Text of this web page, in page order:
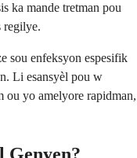
ka mande tretman pou
regilye.
sou enfeksyon espesifik
Li esansyèl pou w
ou yo amelyore rapidman,